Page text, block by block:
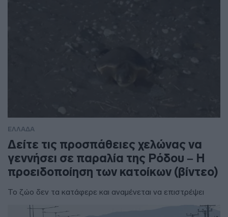
ΕΛΛΑΔΑ
Δείτε τις προσπάθειες χελώνας να
γεννήσει σε παραλία της Ρόδου – Η
προειδοποίηση των κατοίκων (βίντεο)
Το ζώο δεν τα κατάφερε και αναμένεται να επιστρέψει